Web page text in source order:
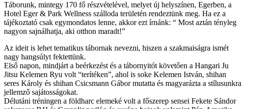
Táborunk, mintegy 170 fő részvételével, melyet új helyszínen, Egerben, a
Hotel Eger & Park Wellness szálloda területén rendeztünk meg. Ha ez a
tájékoztató csak egymondatos lenne, akkor ezt írnánk: “ Most aztán tényleg
nagyon sajnálhatja, aki otthon maradt!”
Az ideit is lehet tematikus tábornak nevezni, hiszen a szakmaiságra ismét
nagy hangsúlyt fektettünk.
Első napon, mindjárt a beérkezést és a tábornyitót követően a Hangari Ju
Jitsu Kelemen Ryu volt “terítéken”, ahol is soke Kelemen István, shihan
seres Károly és shihan Csicsmann Gábor mutatta és magyarázta a stílusunkra
jellemző sajátosságokat.
Délutáni tréningen a földharc elemeké volt a főszerep sensei Fekete Sándor